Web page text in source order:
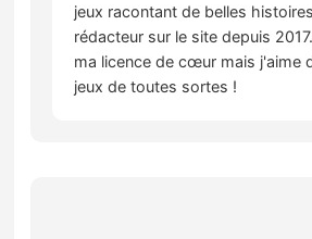
jeux racontant de belles
rédacteur sur le site depuis
ma licence de cœur mais j'aime
jeux de toutes sortes !